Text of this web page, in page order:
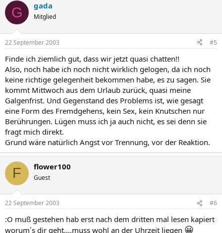
G gada
Mitglied
22 September 2003 #5
Finde ich ziemlich gut, dass wir jetzt quasi chatten!!
Also, noch habe ich noch nicht wirklich gelogen, da ich noch
keine richtige gelegenheit bekommen habe, es zu sagen. Sie
kommt Mittwoch aus dem Urlaub zurück, quasi meine
Galgenfrist. Und Gegenstand des Problems ist, wie gesagt
eine Form des Fremdgehens, kein Sex, kein Knutschen nur
Berührungen. Lügen muss ich ja auch nicht, es sei denn sie
fragt mich direkt.
Grund wäre natürlich Angst vor Trennung, vor der Reaktion.
F flower100
Guest
22 September 2003 #6
:O muß gestehen hab erst nach dem dritten mal lesen kapiert
worum´s dir geht....muss wohl an der Uhrzeit liegen 😀